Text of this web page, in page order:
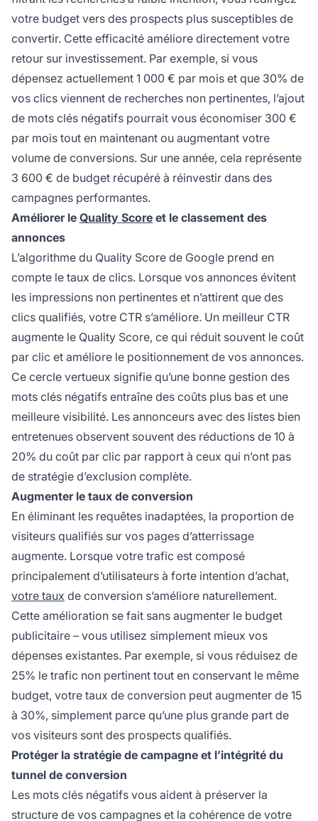
votre budget vers des prospects plus susceptibles de
convertir. Cette efficacité améliore directement votre
retour sur investissement. Par exemple, si vous
dépensez actuellement 1 000 € par mois et que 30% de
vos clics viennent de recherches non pertinentes, l’ajout
de mots clés négatifs pourrait vous économiser 300 €
par mois tout en maintenant ou augmentant votre
volume de conversions. Sur une année, cela représente
3 600 € de budget récupéré à réinvestir dans des
campagnes performantes.
Améliorer le Quality Score et le classement des
annonces
L’algorithme du Quality Score de Google prend en
compte le taux de clics. Lorsque vos annonces évitent
les impressions non pertinentes et n’attirent que des
clics qualifiés, votre CTR s’améliore. Un meilleur CTR
augmente le Quality Score, ce qui réduit souvent le coût
par clic et améliore le positionnement de vos annonces.
Ce cercle vertueux signifie qu’une bonne gestion des
mots clés négatifs entraîne des coûts plus bas et une
meilleure visibilité. Les annonceurs avec des listes bien
entretenues observent souvent des réductions de 10 à
20% du coût par clic par rapport à ceux qui n’ont pas
de stratégie d’exclusion complète.
Augmenter le taux de conversion
En éliminant les requêtes inadaptées, la proportion de
visiteurs qualifiés sur vos pages d’atterrissage
augmente. Lorsque votre trafic est composé
principalement d’utilisateurs à forte intention d’achat,
votre taux de conversion s’améliore naturellement.
Cette amélioration se fait sans augmenter le budget
publicitaire – vous utilisez simplement mieux vos
dépenses existantes. Par exemple, si vous réduisez de
25% le trafic non pertinent tout en conservant le même
budget, votre taux de conversion peut augmenter de 15
à 30%, simplement parce qu’une plus grande part de
vos visiteurs sont des prospects qualifiés.
Protéger la stratégie de campagne et l’intégrité du
tunnel de conversion
Les mots clés négatifs vous aident à préserver la
structure de vos campagnes et la cohérence de votre